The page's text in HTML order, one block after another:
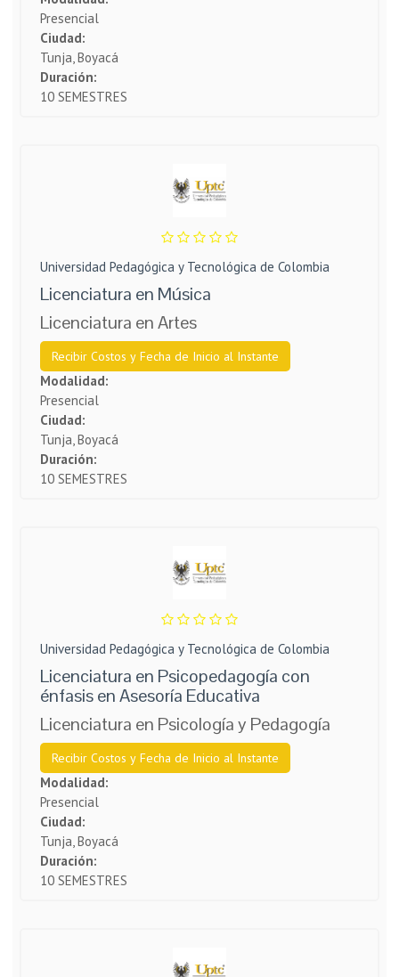
Presencial
Ciudad:
Tunja, Boyacá
Duración:
10 SEMESTRES
Universidad Pedagógica y Tecnológica de Colombia
Licenciatura en Música
Licenciatura en Artes
Recibir Costos y Fecha de Inicio al Instante
Modalidad:
Presencial
Ciudad:
Tunja, Boyacá
Duración:
10 SEMESTRES
Universidad Pedagógica y Tecnológica de Colombia
Licenciatura en Psicopedagogía con
énfasis en Asesoría Educativa
Licenciatura en Psicología y Pedagogía
Recibir Costos y Fecha de Inicio al Instante
Modalidad:
Presencial
Ciudad:
Tunja, Boyacá
Duración:
10 SEMESTRES